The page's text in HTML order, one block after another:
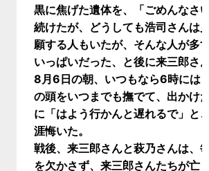
黒に焦げた遺体を、「ごめんなさ
続けたが、どうしても浩司さんは
願する人もいたが、そんな人が多
いっぱいだった、と後に来三郎さ
8月6日の朝、いつもなら6時には
の頭をいつまでも撫でて、出かけ
に「はよう行かんと遅れるで」と
涯悔いた。
戦後、来三郎さんと萩乃さんは、
を欠かさず、来三郎さんたちが亡